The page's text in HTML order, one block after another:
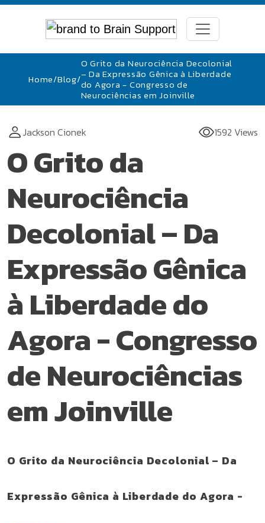
Home/Blog/
O Grito da Neurociência Decolonial
– Da Expressão Gênica à Liberdade
do Agora - Congresso de
Neurociências em Joinville
Jackson Cionek 1592 Views
O Grito da
Neurociência
Decolonial – Da
Expressão Gênica
à Liberdade do
Agora - Congresso
de Neurociências
em Joinville
O Grito da Neurociência Decolonial – Da
Expressão Gênica à Liberdade do Agora -